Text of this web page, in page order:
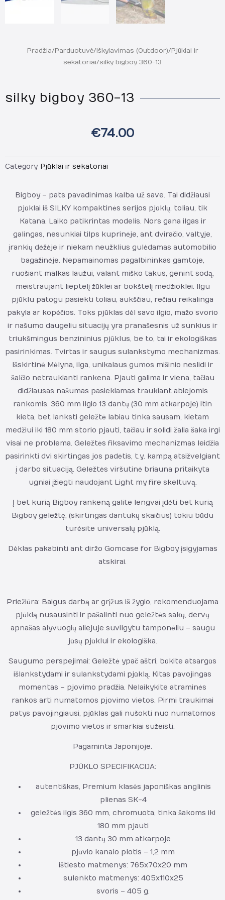
Pradžia/Parduotuvė/Iškylavimas (Outdoor)/Pjūklai ir
sekatoriai/ silky bigboy 360-13
silky bigboy 360-13
€74.00
Category Pjūklai ir sekatoriai
Bigboy – pats pavadinimas kalba už save. Tai didžiausi
pjūklai iš SILKY kompaktinės serijos pjūklų, toliau, tik
Katana. Laiko patikrintas modelis. Nors gana ilgas ir
galingas, nesunkiai tilps kuprinėje, ant dviračio, valtyje,
įrankių dėžėje ir niekam neužklius gulėdamas automobilio
bagažinėje. Nepamainomas pagalbininkas gamtoje,
ruošiant malkas laužui, valant miško takus, genint sodą,
meistraujant lieptelį žūklei ar bokštelį medžioklei. Ilgu
pjūklu patogu pasiekti toliau, aukščiau, rečiau reikalinga
pakyla ar kopėčios. Toks pjūklas dėl savo ilgio, mažo svorio
ir našumo daugeliu situacijų yra pranašesnis už sunkius ir
triukšmingus benzininius pjūklus, be to, tai ir ekologiškas
pasirinkimas. Tvirtas ir saugus sulankstymo mechanizmas.
Išskirtinė Mėlyna, ilga, unikalaus gumos mišinio neslidi ir
šalčio netraukianti rankena. Pjauti galima ir viena, tačiau
didžiausas našumas pasiekiamas traukiant abiejomis
rankomis. 360 mm ilgio 13 dantų (30 mm atkarpoje) itin
kieta, bet lanksti geležtė labiau tinka sausam, kietam
medžiui iki 180 mm storio pjauti, tačiau ir solidi žalia šaka irgi
visai ne problema. Geležtės fiksavimo mechanizmas leidžia
pasirinkti dvi skirtingas jos padėtis, t.y. kampą atsižvelgiant
į darbo situaciją. Geležtės viršutinė briauna pritaikyta
ugniai įžiegti naudojant Light my fire skeltuvą.
Į bet kurią Bigboy rankeną galite lengvai įdėti bet kurią
Bigboy geležtę, (skirtingas dantukų skaičius) tokiu būdu
turėsite universalų pjūklą.
Dėklas pakabinti ant diržo Gomcase for Bigboy įsigyjamas
atskirai.
Priežiūra: Baigus darbą ar grįžus iš žygio, rekomenduojama
pjūklą nusausinti ir pašalinti nuo geležtės sakų, dervų
apnašas alyvuogių aliejuje suvilgytu tamponėliu – saugu
jūsų pjūklui ir ekologiška.
Saugumo perspejimai: Geležtė ypač aštri, būkite atsargūs
išlankstydami ir sulankstydami pjūklą. Kitas pavojingas
momentas – pjovimo pradžia. Nelaikykite atraminės
rankos arti numatomos pjovimo vietos. Pirmi traukimai
patys pavojingiausi, pjūklas gali nušokti nuo numatomos
pjovimo vietos ir smarkiai sužeisti.
Pagaminta Japonijoje.
PJŪKLO SPECIFIKACIJA:
autentiškas, Premium klasės japoniškas anglinis
plienas SK-4
geležtės ilgis 360 mm, chromuota, tinka šakoms iki
180 mm pjauti
13 dantų 30 mm atkarpoje
pjūvio kanalo plotis – 1,2 mm
ištiesto matmenys: 765x70x20 mm
sulenkto matmenys: 405x110x25
svoris – 405 g.